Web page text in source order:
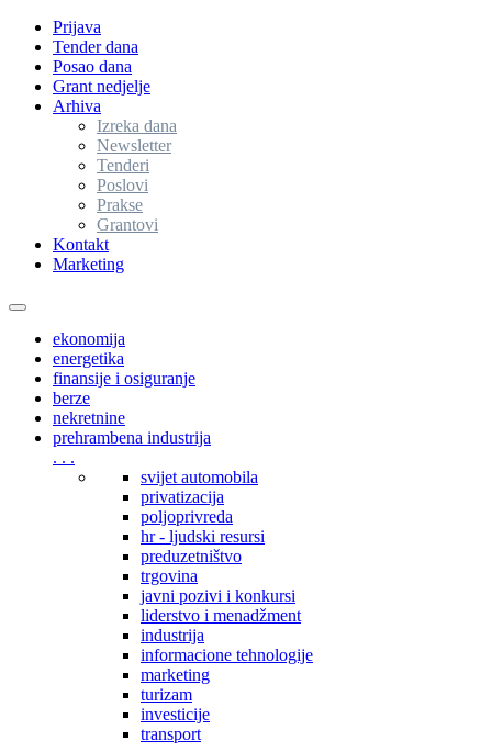
Prijava
Tender dana
Posao dana
Grant nedjelje
Arhiva
Izreka dana
Newsletter
Tenderi
Poslovi
Prakse
Grantovi
Kontakt
Marketing
Toggle
navigationekonomija
energetika
finansije i osiguranje
berze
nekretnine
prehrambena industrija
. . .
svijet automobila
privatizacija
poljoprivreda
hr - ljudski resursi
preduzetništvo
trgovina
javni pozivi i konkursi
liderstvo i menadžment
industrija
informacione tehnologije
marketing
turizam
investicije
transport